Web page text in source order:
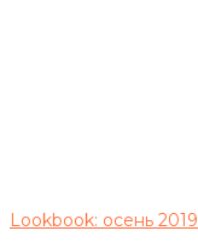
Lookbook: осень 2019